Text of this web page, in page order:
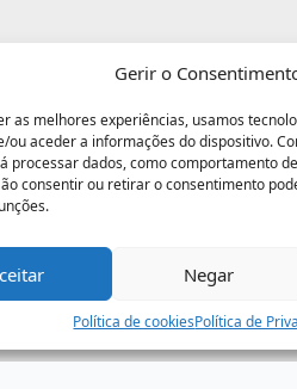
Gerir o
as melhores experiências, usamos
ou aceder a informações do dispositivo.
processar dados, como comportamento
consentir ou retirar o consentimento
Negar
Política de cookiesPolítica de